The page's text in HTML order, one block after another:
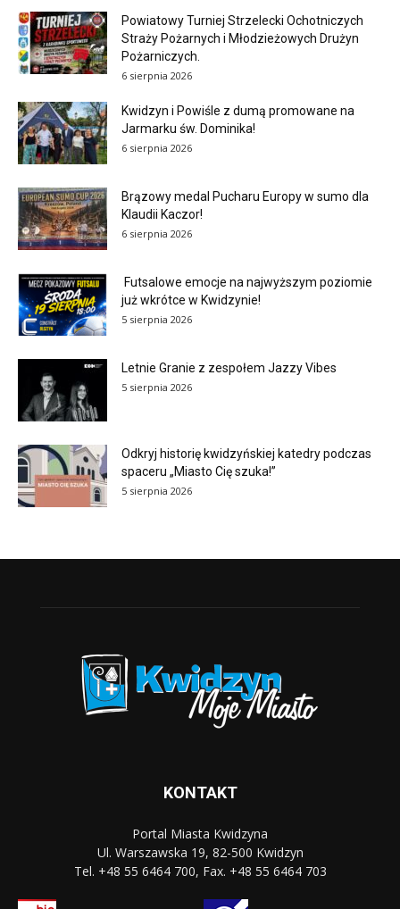
Powiatowy Turniej Strzelecki Ochotniczych
Straży Pożarnych i Młodzieżowych Drużyn
Pożarniczych.
6 sierpnia 2026
Kwidzyn i Powiśle z dumą promowane na
Jarmarku św. Dominika!
6 sierpnia 2026
Brązowy medal Pucharu Europy w sumo dla
Klaudii Kaczor!
6 sierpnia 2026
Futsalowe emocje na najwyższym poziomie
już wkrótce w Kwidzynie!
5 sierpnia 2026
Letnie Granie z zespołem Jazzy Vibes
5 sierpnia 2026
Odkryj historię kwidzyńskiej katedry podczas
spaceru „Miasto Cię szuka!”
5 sierpnia 2026
KONTAKT
Portal Miasta Kwidzyna
Ul. Warszawska 19, 82-500 Kwidzyn
Tel. +48 55 6464 700, Fax. +48 55 6464 703